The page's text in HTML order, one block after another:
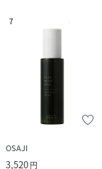
7
OSAJI
3,520円